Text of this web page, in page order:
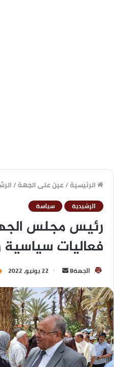
الرئيسية/عين على الجهة/
الرشيدية سياسة
رئيس مجلس
فعاليات
الجهة8 22 يونيو، 2022